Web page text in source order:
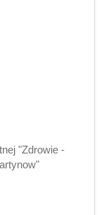
"Zdrowie -